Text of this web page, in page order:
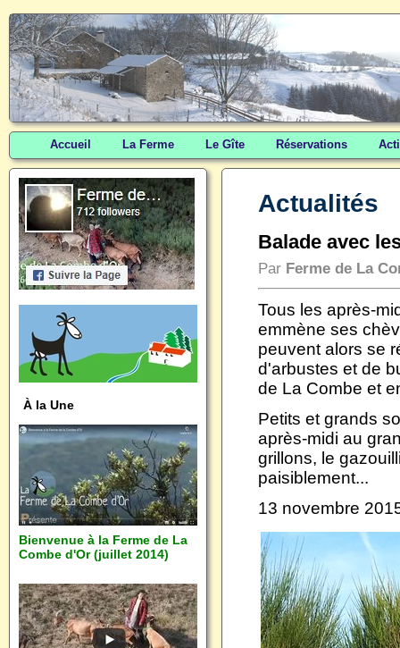
Accueil La Ferme Le Gîte Réservations
Actualités
Balade avec
Par Ferme de La
Tous les après-
emmène ses
peuvent alors se
d'arbustes et de
de La Combe et
Petits et grands
après-midi au
grillons, le
paisiblement...
13 novembre
À la Une
Bienvenue à la Ferme de La
Combe d'Or (juillet 2014)